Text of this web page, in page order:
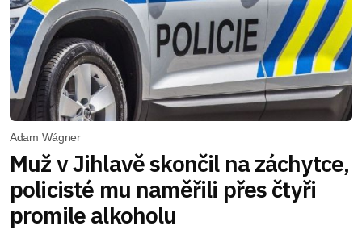
Adam Wágner
Muž v Jihlavě skončil na záchytce,
policisté mu naměřili přes čtyři
promile alkoholu